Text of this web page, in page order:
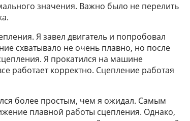
значения. Важно было не перелить
Я завел двигатель и попробовал
схватывало не очень плавно, но после
Я прокатился на машине
работает корректно. Сцепление работая
более простым, чем я ожидал. Самым
плавной работы сцепления. Однако,